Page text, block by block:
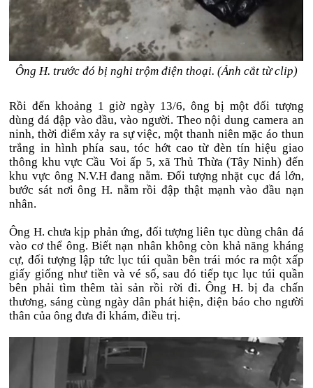
Ông H. trước đó bị nghi trộm điện thoại. (Ảnh cắt từ clip)
Rồi đến khoảng 1 giờ ngày 13/6, ông bị một đối tượng
dùng đá đập vào đầu, vào người. Theo nội dung camera an
ninh, thời điểm xảy ra sự việc, một thanh niên mặc áo thun
trắng in hình phía sau, tóc hớt cao từ đèn tín hiệu giao
thông khu vực Cầu Voi ấp 5, xã Thủ Thừa (Tây Ninh) đến
khu vực ông N.V.H đang nằm. Đối tượng nhặt cục đá lớn,
bước sát nơi ông H. nằm rồi đập thật mạnh vào đầu nạn
nhân.
Ông H. chưa kịp phản ứng, đối tượng liên tục dùng chân đá
vào cơ thể ông. Biết nạn nhân không còn khả năng kháng
cự, đối tượng lập tức lục túi quần bên trái móc ra một xấp
giấy giống như tiền và vé số, sau đó tiếp tục lục túi quần
bên phải tìm thêm tài sản rồi rời đi. Ông H. bị đa chấn
thương, sáng cùng ngày dân phát hiện, điện báo cho người
thân của ông đưa đi khám, điều trị.